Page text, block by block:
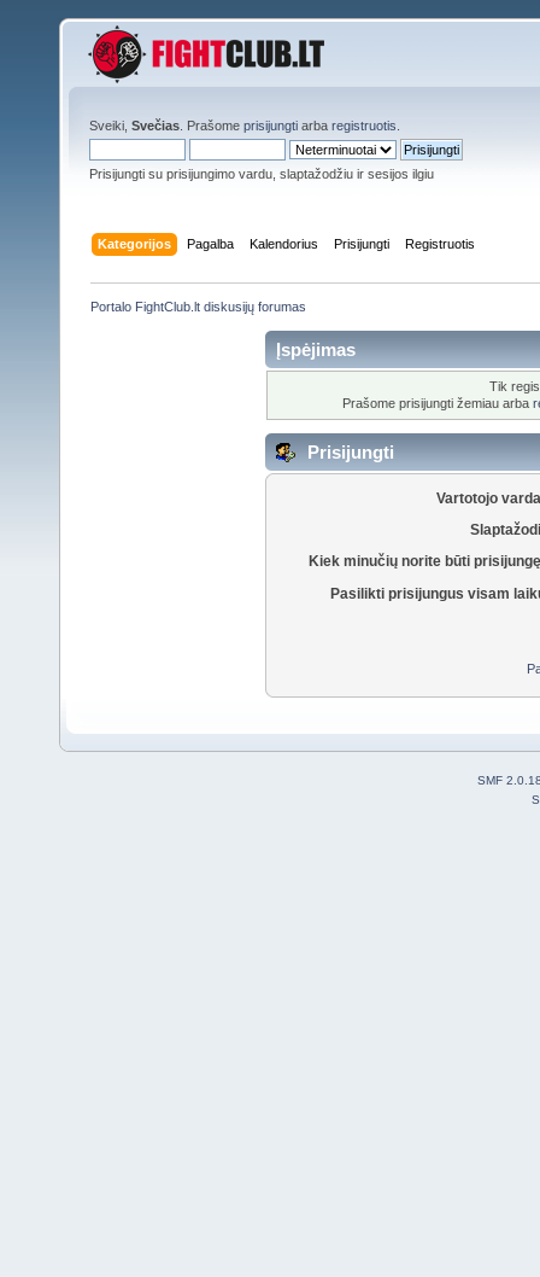
Sveiki, Svečias . Prašome prisijungti arba registruotis
Prisijungti su prisijungimo vardu, slaptažodžiu ir sesijos ilgiu
Kategorijos Pagalba Kalendorius Prisijungti Registruotis
Portalo FightClub.lt diskusijų forumas
Įspėjimas
Tik
Prašome prisijungti žemiau arba
Prisijungti
Vartotojo
Kiek minučių norite būti
Pasilikti prisijungus visam
SMF